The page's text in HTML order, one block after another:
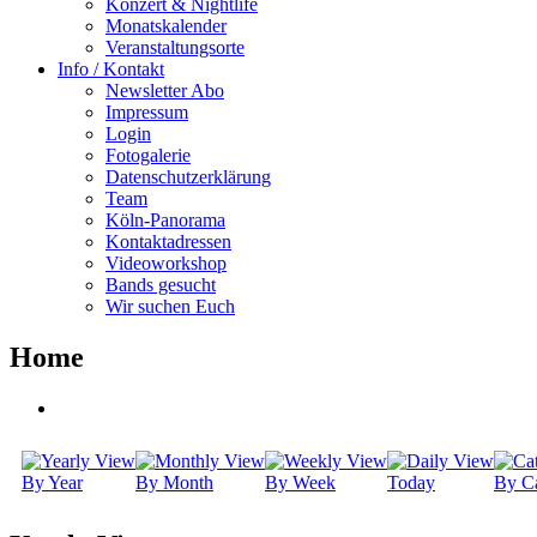
Konzert & Nightlife
Monatskalender
Veranstaltungsorte
Info / Kontakt
Newsletter Abo
Impressum
Login
Fotogalerie
Datenschutzerklärung
Team
Köln-Panorama
Kontaktadressen
Videoworkshop
Bands gesucht
Wir suchen Euch
Home
By Year By Month By Week Today By